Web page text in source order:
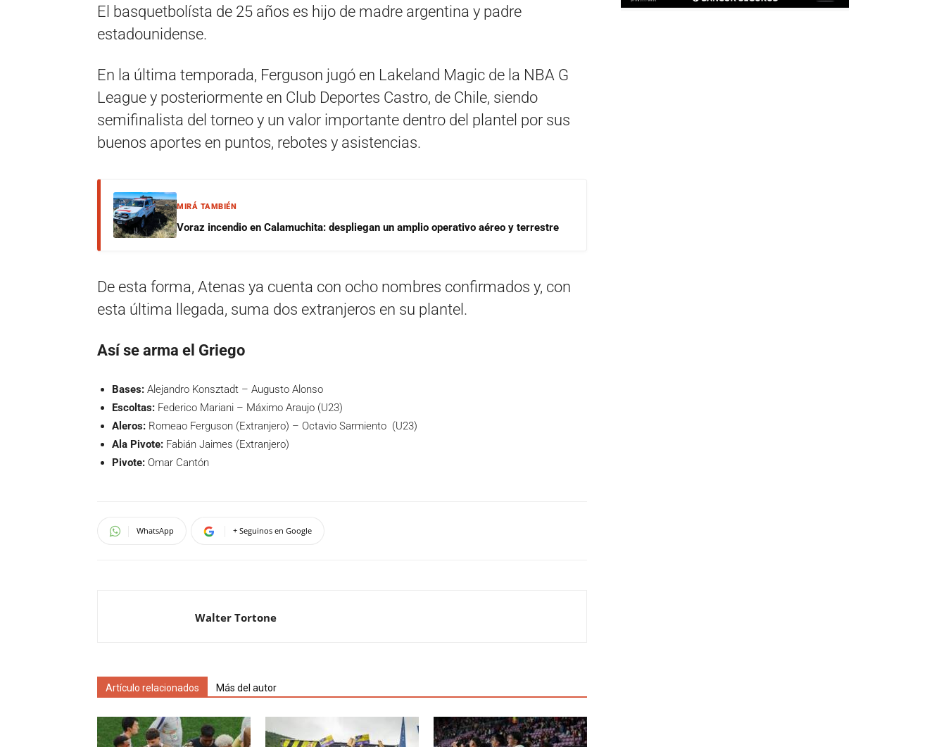
El basquetbolísta de 25 años es hijo de madre argentina y padre
estadounidense.
En la última temporada, Ferguson jugó en Lakeland Magic de la NBA G
League y posteriormente en Club Deportes Castro, de Chile, siendo
semifinalista del torneo y un valor importante dentro del plantel por sus
buenos aportes en puntos, rebotes y asistencias.
MIRÁ TAMBIÉN
Voraz incendio en Calamuchita: despliegan un amplio operativo aéreo y terrestre
De esta forma, Atenas ya cuenta con ocho nombres confirmados y, con
esta última llegada, suma dos extranjeros en su plantel.
Así se arma el Griego
Bases: Alejandro Konsztadt – Augusto Alonso
Escoltas: Federico Mariani – Máximo Araujo (U23)
Aleros: Romeao Ferguson (Extranjero) – Octavio Sarmiento (U23)
Ala Pivote: Fabián Jaimes (Extranjero)
Pivote: Omar Cantón
WhatsApp + Seguinos en Google
Walter Tortone
Artículo relacionados Más del autor